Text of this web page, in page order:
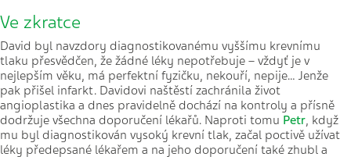
Ve zkratce
David byl navzdory diagnostikovanému vyššímu krevnímu
tlaku přesvědčen, že žádné léky nepotřebuje – vždyť je v
nejlepším věku, má perfektní fyzičku, nekouří, nepije… Jenže
pak přišel infarkt. Davidovi naštěstí zachránila život
angioplastika a dnes pravidelně dochází na kontroly a přísně
dodržuje všechna doporučení lékařů. Naproti tomu Petr, když
mu byl diagnostikován vysoký krevní tlak, začal poctivě užívat
léky předepsané lékařem a na jeho doporučení také zhubl a